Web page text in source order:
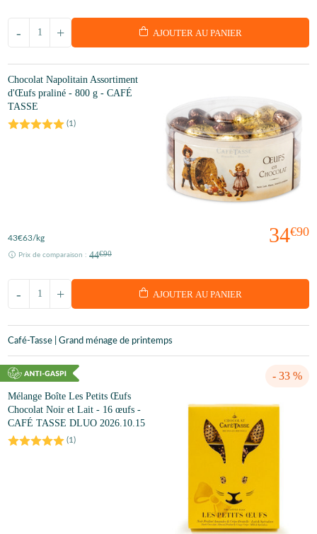
+
- AJOUTER AU PANIER
Chocolat Napolitain Assortiment
d'Œufs praliné - 800 g - CAFÉ
TASSE
(1)
34€90
43€63/kg
Prix de comparaison : 44€90
+
- AJOUTER AU PANIER
Café-Tasse | Grand ménage de printemps
- 33 %
Mélange Boîte Les Petits Œufs
Chocolat Noir et Lait - 16 œufs -
CAFÉ TASSE DLUO 2026.10.15
(1)